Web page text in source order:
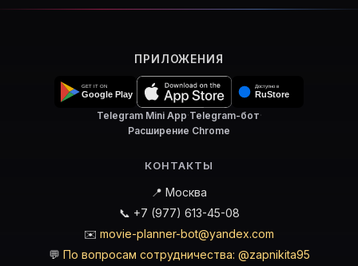
ПРИЛОЖЕНИЯ
Telegram Mini App·Telegram-бот·
Расширение Chrome
КОНТАКТЫ
📍 Москва
📞 +7 (977) 613-45-08
✉️ movie-planner-bot@yandex.com
💬 По вопросам сотрудничества: @zapnikita95